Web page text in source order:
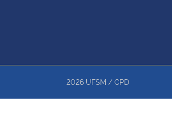
2026 UFSM / CPD